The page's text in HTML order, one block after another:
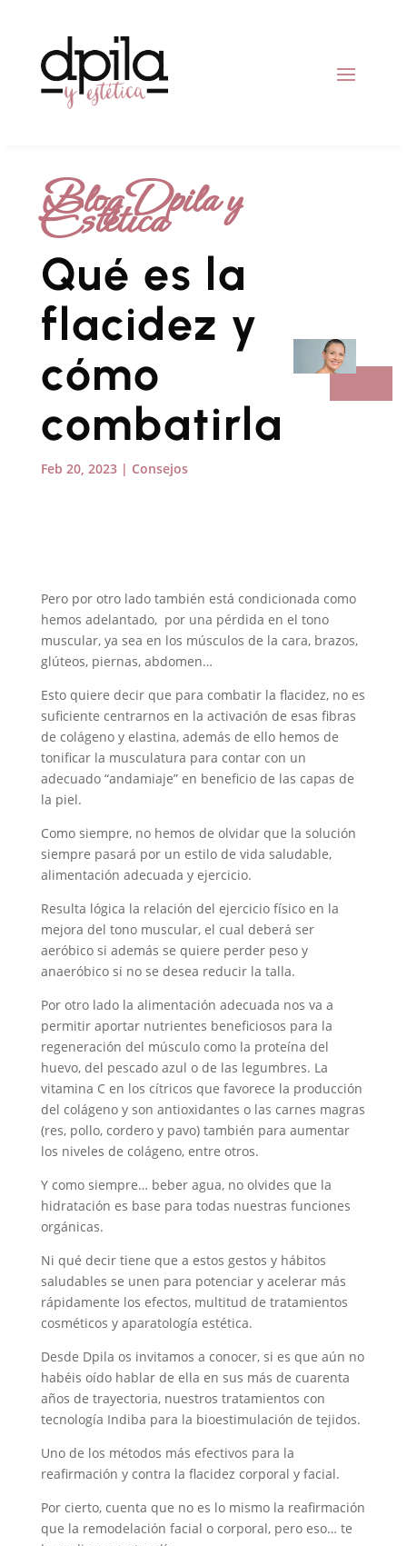
Blog Dpila y
Estética
Qué es la
flacidez y
cómo
combatirla
Feb 20, 2023| Consejos
Pero por otro lado también está condicionada como
hemos adelantado, por una pérdida en el tono
muscular, ya sea en los músculos de la cara, brazos,
glúteos, piernas, abdomen…
Esto quiere decir que para combatir la flacidez, no es
suficiente centrarnos en la activación de esas fibras
de colágeno y elastina, además de ello hemos de
tonificar la musculatura para contar con un
adecuado “andamiaje” en beneficio de las capas de
la piel.
Como siempre, no hemos de olvidar que la solución
siempre pasará por un estilo de vida saludable,
alimentación adecuada y ejercicio.
Resulta lógica la relación del ejercicio físico en la
mejora del tono muscular, el cual deberá ser
aeróbico si además se quiere perder peso y
anaeróbico si no se desea reducir la talla.
Por otro lado la alimentación adecuada nos va a
permitir aportar nutrientes beneficiosos para la
regeneración del músculo como la proteína del
huevo, del pescado azul o de las legumbres. La
vitamina C en los cítricos que favorece la producción
del colágeno y son antioxidantes o las carnes magras
(res, pollo, cordero y pavo) también para aumentar
los niveles de colágeno, entre otros.
Y como siempre… beber agua, no olvides que la
hidratación es base para todas nuestras funciones
orgánicas.
Ni qué decir tiene que a estos gestos y hábitos
saludables se unen para potenciar y acelerar más
rápidamente los efectos, multitud de tratamientos
cosméticos y aparatología estética.
Desde Dpila os invitamos a conocer, si es que aún no
habéis oído hablar de ella en sus más de cuarenta
años de trayectoria, nuestros tratamientos con
tecnología Indiba para la bioestimulación de tejidos.
Uno de los métodos más efectivos para la
reafirmación y contra la flacidez corporal y facial.
Por cierto, cuenta que no es lo mismo la reafirmación
que la remodelación facial o corporal, pero eso… te